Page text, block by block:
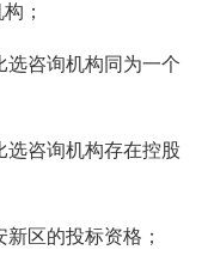
；
咨询机构同为一个
咨询机构存在控股
区的投标资格；